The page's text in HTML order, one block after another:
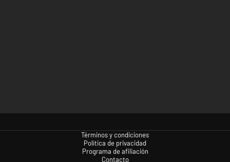
Términos y condiciones
Política de privacidad
Programa de afiliación
Contacto